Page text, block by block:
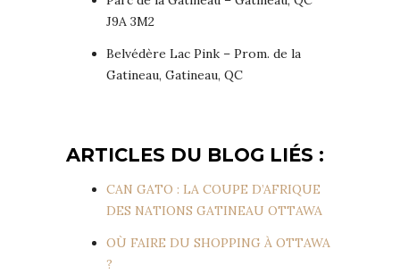
J9A 3M2
Belvédère Lac Pink – Prom. de la
Gatineau, Gatineau, QC
ARTICLES DU BLOG LIÉS :
CAN GATO : LA COUPE D’AFRIQUE
DES NATIONS GATINEAU OTTAWA
OÙ FAIRE DU SHOPPING À OTTAWA
?